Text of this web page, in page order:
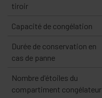
tiroir
Capacité de congélation
Durée de conservation en
cas de panne
Nombre d'étoiles du
compartiment congélateur